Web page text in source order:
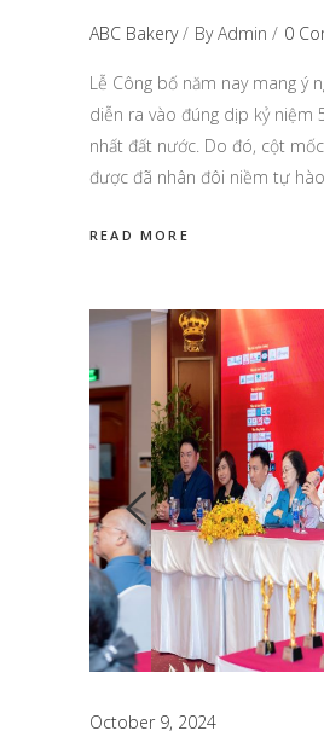
ABC Bakery ByAdmin 0
Lễ Công bố năm nay mang ý
diễn ra vào đúng dịp kỷ niệm
nhất đất nước. Do đó, cột
được đã nhân đôi niềm tự
READ MORE
October 9, 2024